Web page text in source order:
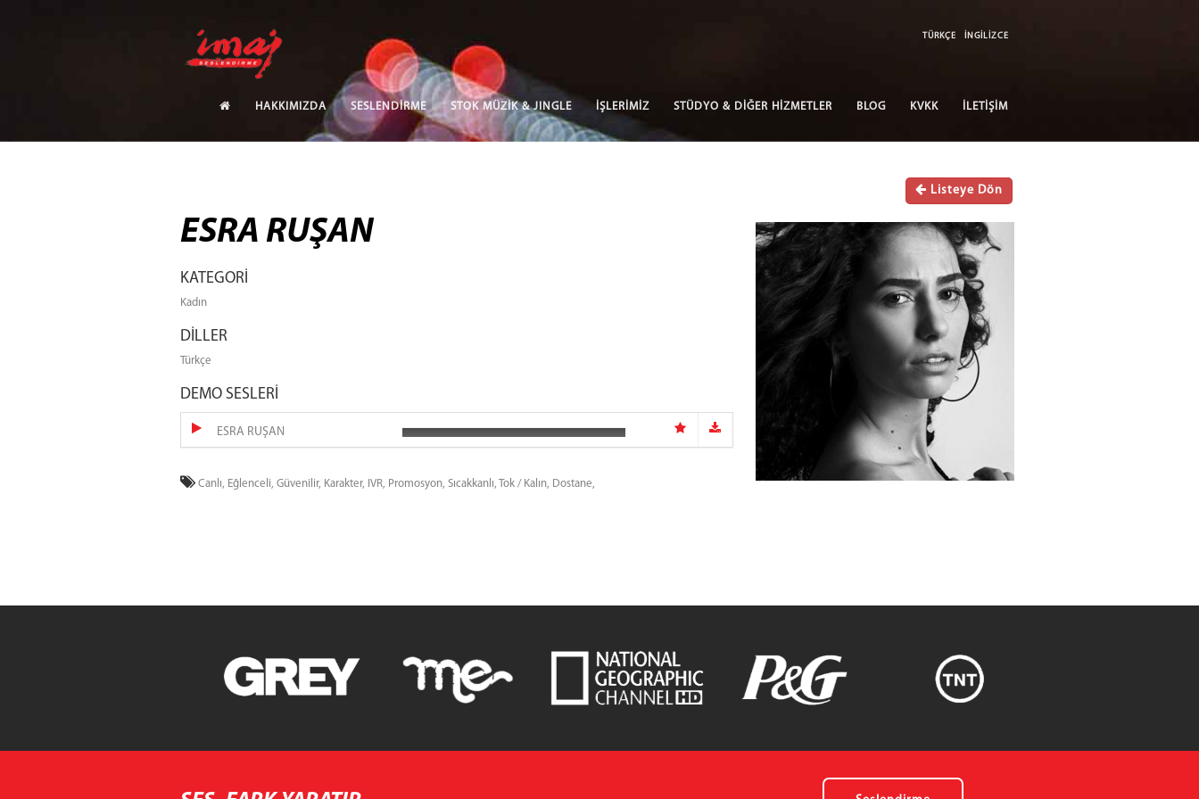
TÜRKÇE İNGİLİZCE
HAKKIMIZDA SESLENDİRME STOK MÜZİK & JINGLE İŞLERİMİZ STÜDYO & DİĞER HİZMETLER BLOG KVKK İLETİŞİM
Listeye Dön
ESRA RUŞAN
KATEGORİ
Kadın
DİLLER
Türkçe
DEMO SESLERİ
ESRA RUŞAN
Canlı, Eğlenceli, Güvenilir, Karakter, IVR, Promosyon, Sıcakkanlı, Tok / Kalın, Dostane,